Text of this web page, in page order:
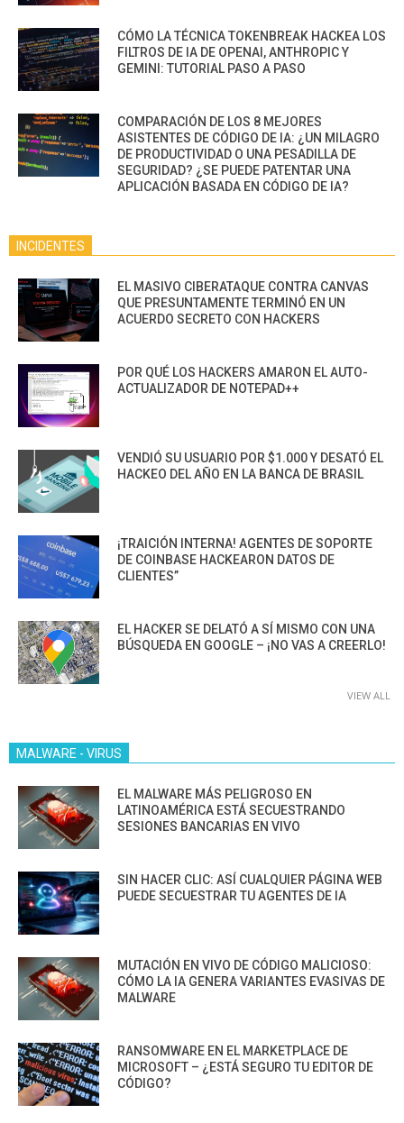
CÓMO LA TÉCNICA TOKENBREAK HACKEA LOS
FILTROS DE IA DE OPENAI, ANTHROPIC Y
GEMINI: TUTORIAL PASO A PASO
COMPARACIÓN DE LOS 8 MEJORES
ASISTENTES DE CÓDIGO DE IA: ¿UN MILAGRO
DE PRODUCTIVIDAD O UNA PESADILLA DE
SEGURIDAD? ¿SE PUEDE PATENTAR UNA
APLICACIÓN BASADA EN CÓDIGO DE IA?
INCIDENTES
EL MASIVO CIBERATAQUE CONTRA CANVAS
QUE PRESUNTAMENTE TERMINÓ EN UN
ACUERDO SECRETO CON HACKERS
POR QUÉ LOS HACKERS AMARON EL AUTO-
ACTUALIZADOR DE NOTEPAD++
VENDIÓ SU USUARIO POR $1.000 Y DESATÓ EL
HACKEO DEL AÑO EN LA BANCA DE BRASIL
¡TRAICIÓN INTERNA! AGENTES DE SOPORTE
DE COINBASE HACKEARON DATOS DE
CLIENTES”
EL HACKER SE DELATÓ A SÍ MISMO CON UNA
BÚSQUEDA EN GOOGLE – ¡NO VAS A CREERLO!
VIEW ALL
MALWARE - VIRUS
EL MALWARE MÁS PELIGROSO EN
LATINOAMÉRICA ESTÁ SECUESTRANDO
SESIONES BANCARIAS EN VIVO
SIN HACER CLIC: ASÍ CUALQUIER PÁGINA WEB
PUEDE SECUESTRAR TU AGENTES DE IA
MUTACIÓN EN VIVO DE CÓDIGO MALICIOSO:
CÓMO LA IA GENERA VARIANTES EVASIVAS DE
MALWARE
RANSOMWARE EN EL MARKETPLACE DE
MICROSOFT – ¿ESTÁ SEGURO TU EDITOR DE
CÓDIGO?